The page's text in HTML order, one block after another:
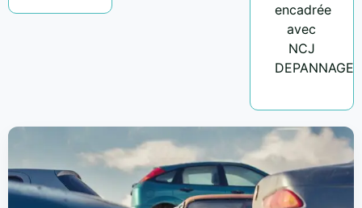
encadrée
avec
NCJ
DEPANNAGE.